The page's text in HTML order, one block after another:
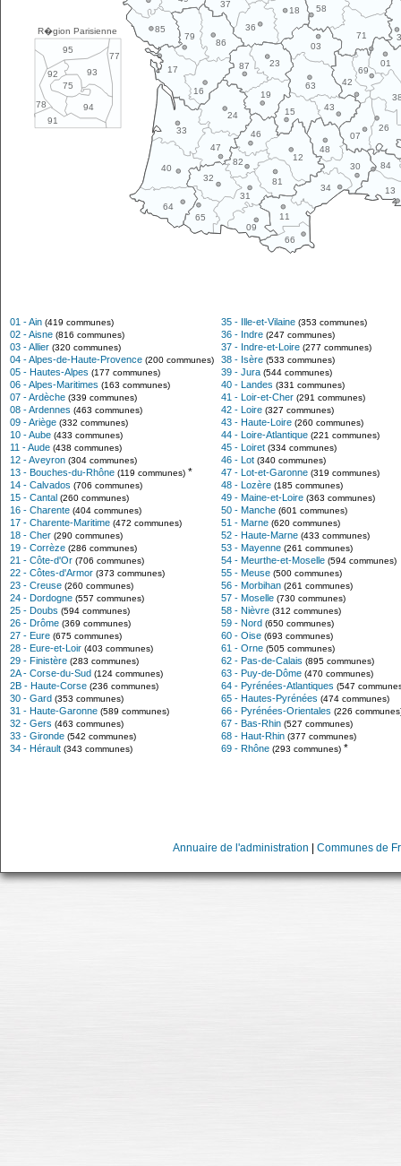
R�gion Parisienne
77
78
91
95
93
75
94
92
11
12
13
15
16
17
18
19
23
24
26
30
31
32
33
34
36
37
40
42
43
46
47
48
58
63
64
65
66
69
01
03
07
09
71
79
81
82 84
85
86
87
01 - Ain (419 communes)
02 - Aisne (816 communes)
03 - Allier (320 communes)
04 - Alpes-de-Haute-Provence (200 communes)
05 - Hautes-Alpes (177 communes)
06 - Alpes-Maritimes (163 communes)
07 - Ardèche (339 communes)
08 - Ardennes (463 communes)
09 - Ariège (332 communes)
10 - Aube (433 communes)
11 - Aude (438 communes)
12 - Aveyron (304 communes)
13 - Bouches-du-Rhône (119 communes) *
14 - Calvados (706 communes)
15 - Cantal (260 communes)
16 - Charente (404 communes)
17 - Charente-Maritime (472 communes)
18 - Cher (290 communes)
19 - Corrèze (286 communes)
21 - Côte-d'Or (706 communes)
22 - Côtes-d'Armor (373 communes)
23 - Creuse (260 communes)
24 - Dordogne (557 communes)
25 - Doubs (594 communes)
26 - Drôme (369 communes)
27 - Eure (675 communes)
28 - Eure-et-Loir (403 communes)
29 - Finistère (283 communes)
2A - Corse-du-Sud (124 communes)
2B - Haute-Corse (236 communes)
30 - Gard (353 communes)
31 - Haute-Garonne (589 communes)
32 - Gers (463 communes)
33 - Gironde (542 communes)
34 - Hérault (343 communes)
35 - Ille-et-Vilaine (353 communes)
36 - Indre (247 communes)
37 - Indre-et-Loire (277 communes)
38 - Isère (533 communes)
39 - Jura (544 communes)
40 - Landes (331 communes)
41 - Loir-et-Cher (291 communes)
42 - Loire (327 communes)
43 - Haute-Loire (260 communes)
44 - Loire-Atlantique (221 communes)
45 - Loiret (334 communes)
46 - Lot (340 communes)
47 - Lot-et-Garonne (319 communes)
48 - Lozère (185 communes)
49 - Maine-et-Loire (363 communes)
50 - Manche (601 communes)
51 - Marne (620 communes)
52 - Haute-Marne (433 communes)
53 - Mayenne (261 communes)
54 - Meurthe-et-Moselle (594 communes)
55 - Meuse (500 communes)
56 - Morbihan (261 communes)
57 - Moselle (730 communes)
58 - Nièvre (312 communes)
59 - Nord (650 communes)
60 - Oise (693 communes)
61 - Orne (505 communes)
62 - Pas-de-Calais (895 communes)
63 - Puy-de-Dôme (470 communes)
64 - Pyrénées-Atlantiques (547
65 - Hautes-Pyrénées (474 communes)
66 - Pyrénées-Orientales (226
67 - Bas-Rhin (527 communes)
68 - Haut-Rhin (377 communes)
69 - Rhône (293 communes) *
Annuaire de l'administration Communes de